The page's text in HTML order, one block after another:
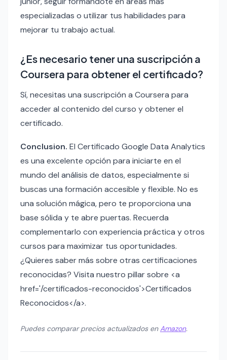
especializadas o utilizar tus habilidades para
mejorar tu trabajo actual.
¿Es necesario tener una suscripción a
Coursera para obtener el certificado?
Sí, necesitas una suscripción a Coursera para
acceder al contenido del curso y obtener el
certificado.
Conclusion. El Certificado Google Data Analytics
es una excelente opción para iniciarte en el
mundo del análisis de datos, especialmente si
buscas una formación accesible y flexible. No es
una solución mágica, pero te proporciona una
base sólida y te abre puertas. Recuerda
complementarlo con experiencia práctica y otros
cursos para maximizar tus oportunidades.
¿Quieres saber más sobre otras certificaciones
reconocidas? Visita nuestro pillar sobre <a
href='/certificados-reconocidos'>Certificados
Reconocidos</a>.
Puedes comparar precios actualizados en Amazon.